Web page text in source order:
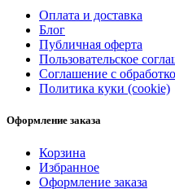
Оплата и доставка
Блог
Публичная оферта
Пользовательское
Соглашение с
Политика куки (cookie)
Оформление заказа
Корзина
Избранное
Оформление заказа